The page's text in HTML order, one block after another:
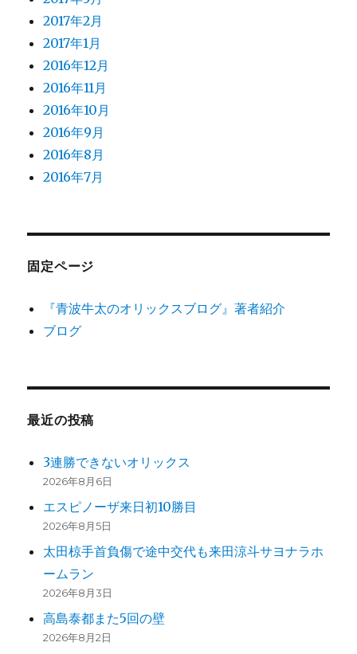
2017年2月
2017年1月
2016年12月
2016年11月
2016年10月
2016年9月
2016年8月
2016年7月
固定ページ
『青波牛太のオリックスブログ』著者紹介
ブログ
最近の投稿
3連勝できないオリックス
2026年8月6日
エスピノーザ来日初10勝目
2026年8月5日
太田椋手首負傷で途中交代も来田涼斗サヨナラホ
ームラン
2026年8月3日
高島泰都また5回の壁
2026年8月2日